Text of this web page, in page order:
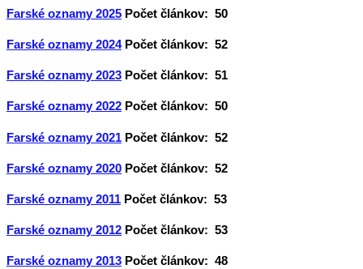
Farské oznamy 2025 Počet článkov: 50
Farské oznamy 2024 Počet článkov: 52
Farské oznamy 2023 Počet článkov: 51
Farské oznamy 2022 Počet článkov: 50
Farské oznamy 2021 Počet článkov: 52
Farské oznamy 2020 Počet článkov: 52
Farské oznamy 2011 Počet článkov: 53
Farské oznamy 2012 Počet článkov: 53
Farské oznamy 2013 Počet článkov: 48